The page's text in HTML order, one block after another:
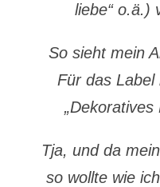
liebe“ o.ä.)
So sieht mein
Für das
„Dekoratives
Tja, und da
so wollte wie